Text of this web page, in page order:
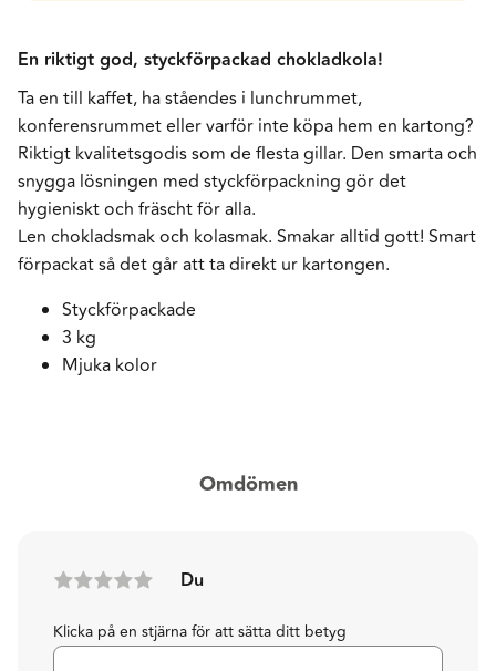
En riktigt god, styckförpackad chokladkola!
Ta en till kaffet, ha ståendes i lunchrummet,
konferensrummet eller varför inte köpa hem en kartong?
Riktigt kvalitetsgodis som de flesta gillar. Den smarta och
snygga lösningen med styckförpackning gör det
hygieniskt och fräscht för alla.
Len chokladsmak och kolasmak. Smakar alltid gott! Smart
förpackat så det går att ta direkt ur kartongen.
Styckförpackade
3 kg
Mjuka kolor
Omdömen
Du
Klicka på en stjärna för att sätta ditt betyg